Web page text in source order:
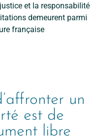
et la responsabilité
demeurent parmi
française
un
est de
libre